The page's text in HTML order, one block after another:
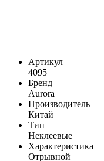
Артикул
4095
Бренд
Aurora
Производитель
Китай
Тип
Неклеевые
Характеристика
Отрывной